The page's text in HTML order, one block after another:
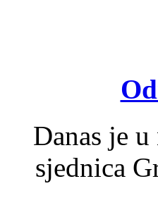
Danas je
sjednica